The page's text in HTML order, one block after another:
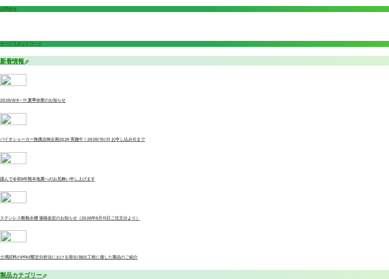
お問合せ
サービスネットワーク
新着情報
2026/8/8～11 夏季休業のお知らせ
バイオシェーカー無償点検企画2026 実施中！2026/10/31 お申し込み分まで
謹んで令和8年熊本地震へのお見舞い申し上げます
ステンレス断熱水槽 価格改定のお知らせ（2026年6月15日ご注文分より）
土壌試料のPFAS暫定分析法における溶出/抽出工程に適した製品のご紹介
製品カテゴリー